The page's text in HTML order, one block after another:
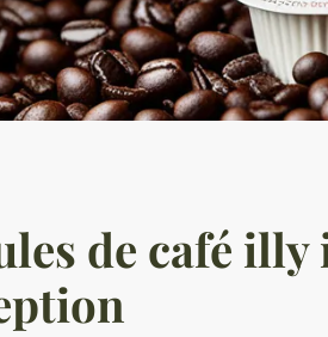
de café